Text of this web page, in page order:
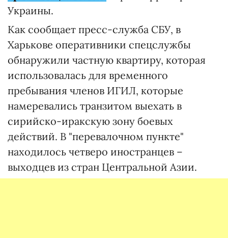
Украины.
Как сообщает пресс-служба СБУ, в
Харькове оперативники спецслужбы
обнаружили частную квартиру, которая
использовалась для временного
пребывания членов ИГИЛ, которые
намеревались транзитом выехать в
сирийско-иракскую зону боевых
действий. В "перевалочном пункте"
находилось четверо иностранцев –
выходцев из стран Центральной Азии.